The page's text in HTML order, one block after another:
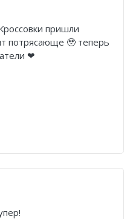
пришли
потрясающе 🥹 теперь
❤